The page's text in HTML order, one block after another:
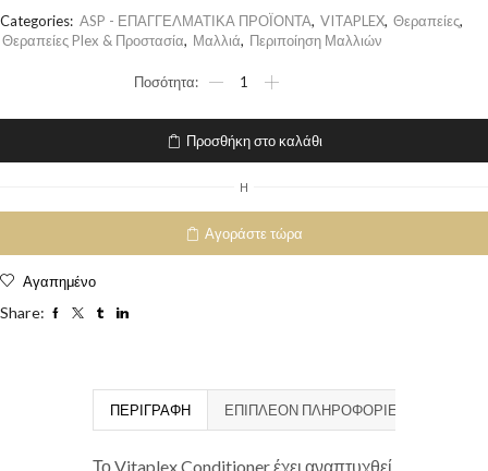
Categories: ASP - ΕΠΑΓΓΕΛΜΑΤΙΚΑ ΠΡΟΪΟΝΤΑ, VITAPLEX, Θεραπείες,
Θεραπείες Plex & Προστασία, Μαλλιά, Περιποίηση Μαλλιών
Προσθήκη στο καλάθι
H
Αγοράστε τώρα
Αγαπημένο
Share:
ΠΕΡΙΓΡΑΦΉ ΕΠΙΠΛΈΟΝ ΠΛΗΡΟΦΟΡΊΕΣ
Το Vitaplex Conditioner έχει αναπτυχθεί